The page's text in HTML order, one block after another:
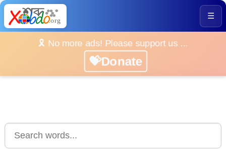
☰
🎗️ No more ads! Please support us ...
💝Donate